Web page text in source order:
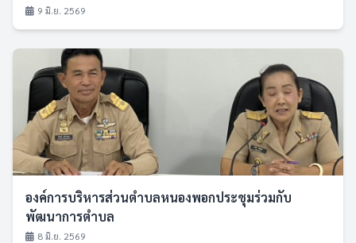
9 มิ.ย. 2569
องค์การบริหารส่วนตำบลหนองพอกประชุมร่วมกับ
พัฒนาการตำบล
8 มิ.ย. 2569